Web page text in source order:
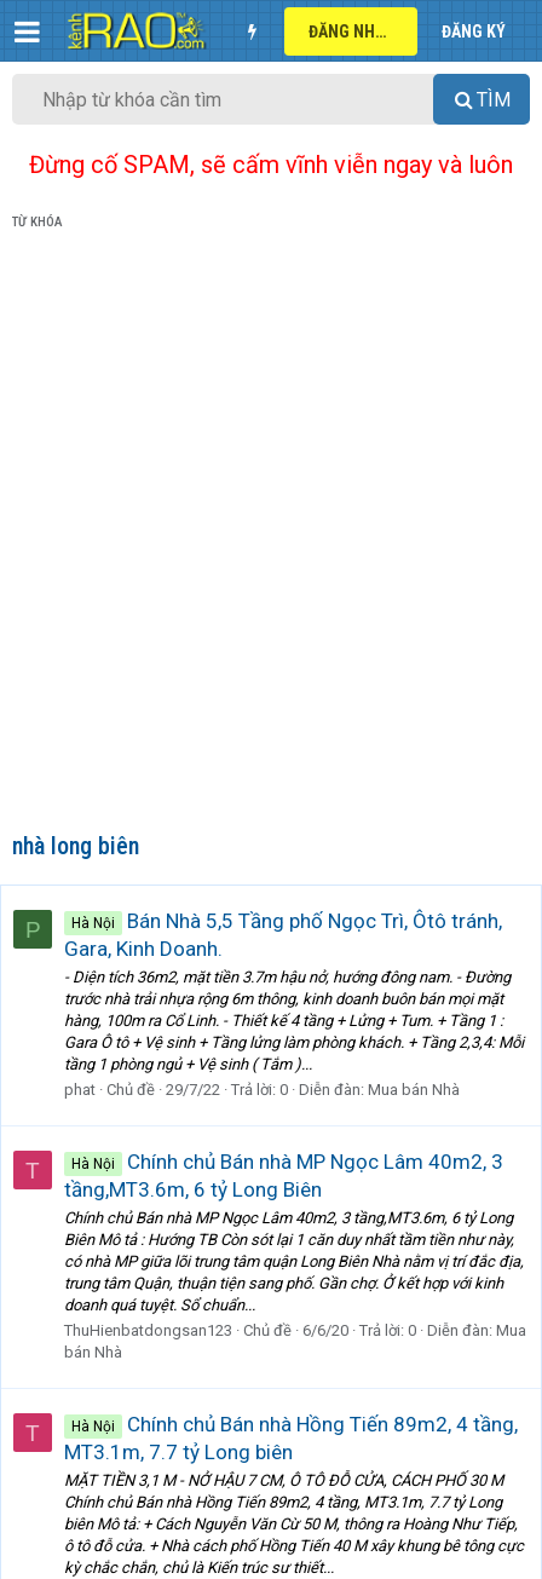
ĐĂNG NHẬP ĐĂNG KÝ
TÌM
Đừng cố SPAM, sẽ cấm vĩnh viễn ngay và luôn
TỪ KHÓA
nhà long biên
P Hà Nội
Bán Nhà 5,5 Tầng phố Ngọc Trì, Ôtô tránh,
Gara, Kinh Doanh.
- Diện tích 36m2, mặt tiền 3.7m hậu nở, hướng đông nam. - Đường
trước nhà trải nhựa rộng 6m thông, kinh doanh buôn bán mọi mặt
hàng, 100m ra Cổ Linh. - Thiết kế 4 tầng + Lửng + Tum. + Tầng 1 :
Gara Ô tô + Vệ sinh + Tầng lửng làm phòng khách. + Tầng 2,3,4: Mỗi
tầng 1 phòng ngủ + Vệ sinh ( Tắm )...
phat Chủ đề 29/7/22 Trả lời: 0 Diễn đàn: Mua bán Nhà
T Hà Nội
Chính chủ Bán nhà MP Ngọc Lâm 40m2, 3
tầng,MT3.6m, 6 tỷ Long Biên
Chính chủ Bán nhà MP Ngọc Lâm 40m2, 3 tầng,MT3.6m, 6 tỷ Long
Biên Mô tả : Hướng TB Còn sót lại 1 căn duy nhất tầm tiền như này,
có nhà MP giữa lõi trung tâm quận Long Biên Nhà nằm vị trí đắc địa,
trung tâm Quận, thuận tiện sang phố. Gần chợ. Ở kết hợp với kinh
doanh quá tuyệt. Sổ chuẩn...
ThuHienbatdongsan123
Chủ đề 6/6/20 Trả lời: 0 Diễn đàn: Mua
bán Nhà
T Hà Nội
Chính chủ Bán nhà Hồng Tiến 89m2, 4 tầng,
MT3.1m, 7.7 tỷ Long biên
MẶT TIỀN 3,1 M - NỞ HẬU 7 CM, Ô TÔ ĐỖ CỬA, CÁCH PHỐ 30 M
Chính chủ Bán nhà Hồng Tiến 89m2, 4 tầng, MT3.1m, 7.7 tỷ Long
biên Mô tả: + Cách Nguyễn Văn Cừ 50 M, thông ra Hoàng Như Tiếp,
ô tô đỗ cửa. + Nhà cách phố Hồng Tiến 40 M xây khung bê tông cực
kỳ chắc chắn, chủ là Kiến trúc sư thiết...